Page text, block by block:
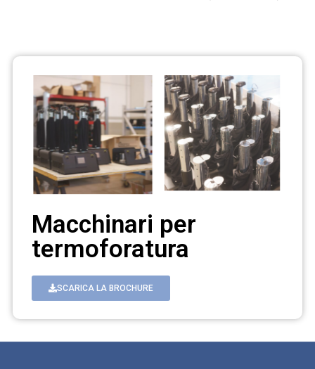
Macchinari per
termoforatura
SCARICA LA BROCHURE